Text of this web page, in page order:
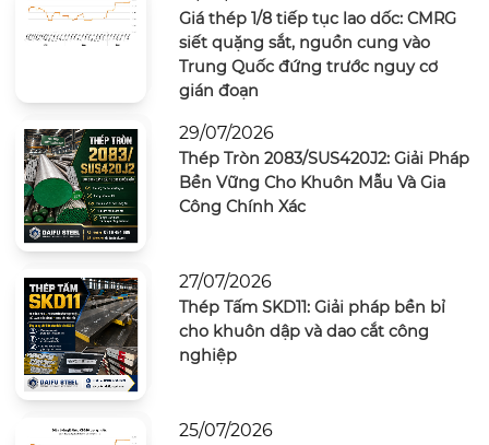
Giá thép 1/8 tiếp tục lao dốc: CMRG
siết quặng sắt, nguồn cung vào
Trung Quốc đứng trước nguy cơ
gián đoạn
29/07/2026
Thép Tròn 2083/SUS420J2: Giải Pháp
Bền Vững Cho Khuôn Mẫu Và Gia
Công Chính Xác
27/07/2026
Thép Tấm SKD11: Giải pháp bền bỉ
cho khuôn dập và dao cắt công
nghiệp
25/07/2026